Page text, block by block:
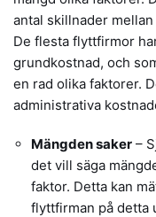
antal skillnader
De flesta flyttfirmor
grundkostnad, och
en rad olika faktorer.
administrativa
Mängden saker –
det vill säga
faktor. Detta kan
flyttfirman på detta